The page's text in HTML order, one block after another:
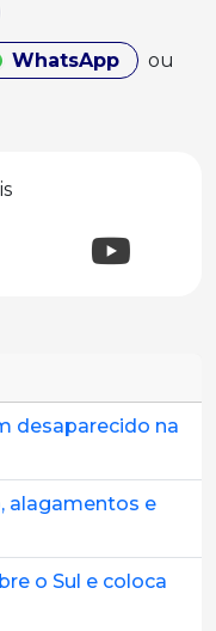
WhatsApp
ou
desaparecido na
alagamentos e
o Sul e coloca